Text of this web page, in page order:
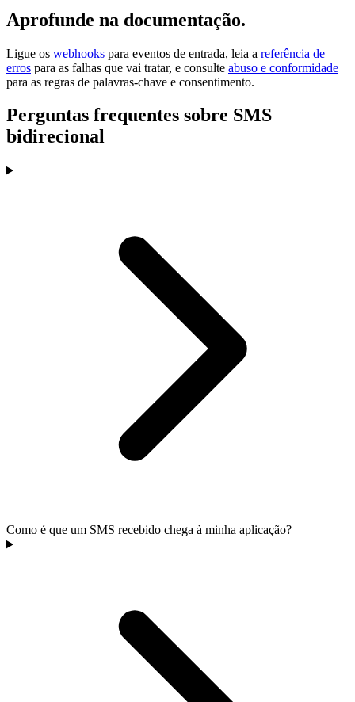
Aprofunde na documentação.
Ligue os webhooks para eventos de entrada, leia a referência de
erros para as falhas que vai tratar, e consulte abuso e conformidade
para as regras de palavras-chave e consentimento.
Perguntas frequentes sobre SMS
bidirecional
Como é que um SMS recebido chega à minha aplicação?